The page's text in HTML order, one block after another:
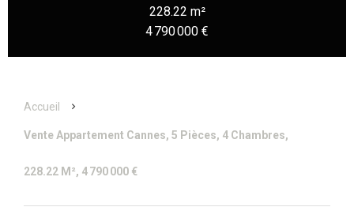
228.22 m²
4 790 000 €
Accueil
Vente Appartement Cannes, 5 Pièces, 4 Chambres,
228.22 M², 4 790 000 €